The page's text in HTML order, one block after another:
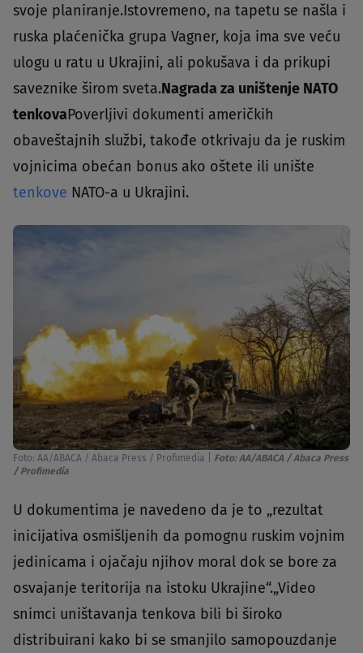
svoje planiranje.Istovremeno, na tapetu se našla i
ruska plaćenička grupa Vagner, koja ima sve veću
ulogu u ratu u Ukrajini, ali pokušava i da prikupi
saveznike širom sveta.Nagrada za uništenje NATO
tenkovaPoverljivi dokumenti američkih
obaveštajnih službi, takođe otkrivaju da je ruskim
vojnicima obećan bonus ako oštete ili unište
tenkove NATO-a u Ukrajini.
Foto: AA/ABACA / Abaca Press / Profimedia
Foto: AA/ABACA / Abaca Press
/ Profimedia
U dokumentima je navedeno da je to „rezultat
inicijativa osmišljenih da pomognu ruskim vojnim
jedinicama i ojačaju njihov moral dok se bore za
osvajanje teritorija na istoku Ukrajine“.„Video
snimci uništavanja tenkova bili bi široko
distribuirani kako bi se smanjilo samopouzdanje